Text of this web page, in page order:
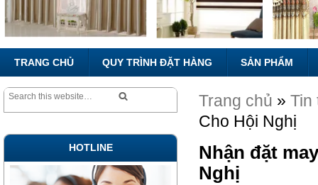
TRANG CHỦ QUY TRÌNH ĐẶT HÀNG SẢN PHẨM
Trang chủ » Tin
Cho Hội Nghị
Nhận đặt
Nghị
HOTLINE